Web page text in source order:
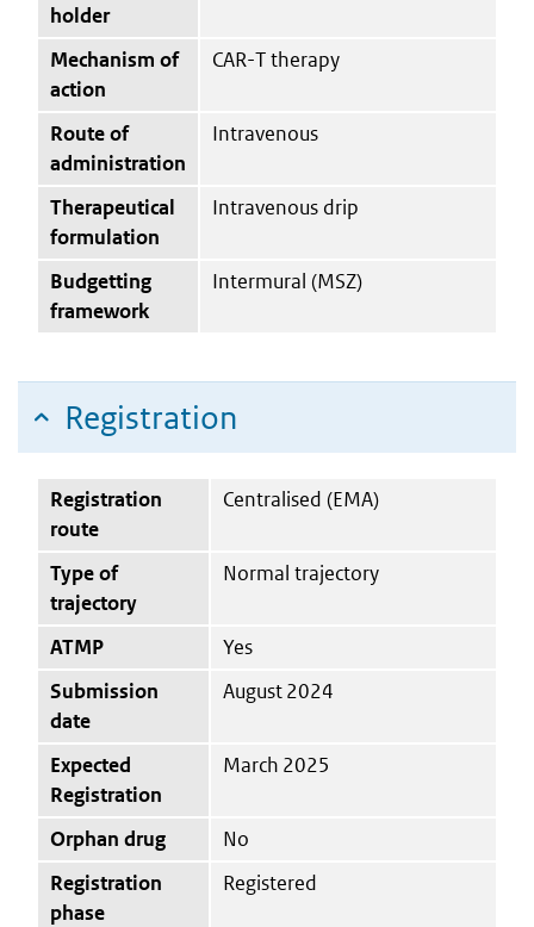
holder
Mechanism of
action
CAR-T therapy
Route of
administration
Intravenous
Therapeutical
formulation
Intravenous drip
Budgetting
framework
Intermural (MSZ)
Registration
Registration
route
Centralised (EMA)
Type of
trajectory
Normal trajectory
ATMP
Yes
Submission
date
August 2024
Expected
Registration
March 2025
Orphan drug
No
Registration
phase
Registered